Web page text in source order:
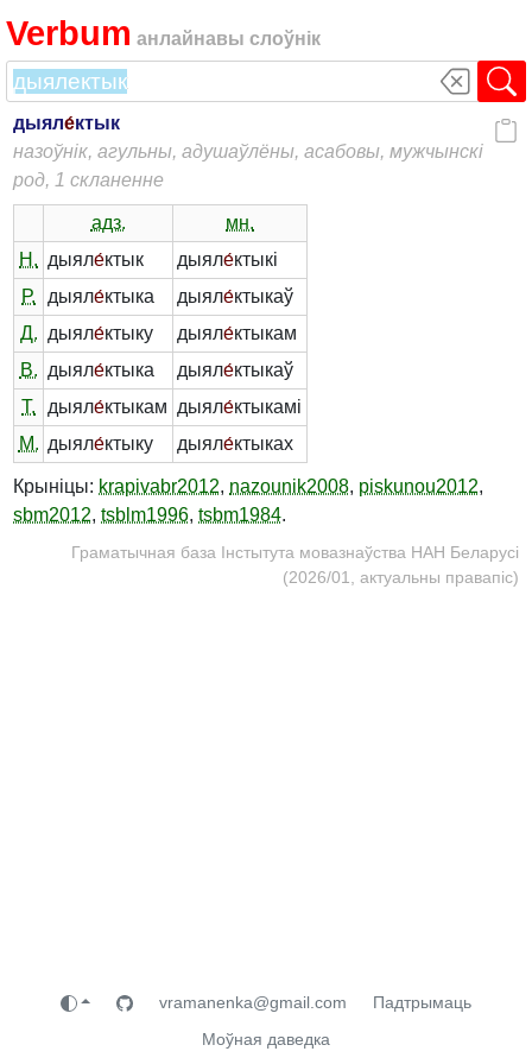
Verbum анлайнавы слоўнік
дыяле́ктык
назоўнік, агульны, адушаўлёны, асабовы, мужчынскі
род, 1 скланенне
адз.
мн.
Н. дыяле́ктык дыяле́ктыкі
Р.
дыяле́ктыка дыяле́ктыкаў
Д. дыяле́ктыку дыяле́ктыкам
В. дыяле́ктыка дыяле́ктыкаў
Т.
дыяле́ктыкам дыяле́ктыкамі
М. дыяле́ктыку дыяле́ктыках
Крыніцы: krapivabr2012, nazounik2008, piskunou2012,
sbm2012, tsblm1996, tsbm1984.
Граматычная база Інстытута мовазнаўства НАН Беларусі
(2026/01, актуальны правапіс)
vramanenka@gmail.com
Падтрымаць
Моўная даведка